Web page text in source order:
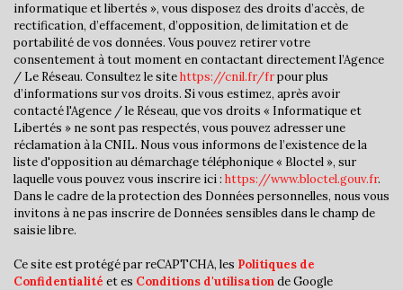
Habitants de moins de 25 ans
35,70 %
Habitants de 25 à 55 ans
Habitants de plus de 55 ans
21,08 %
Nombre d'enfants par famille
Familles sans enfant
40,08 %
Familles avec 1 ou 2 enfants
48,31 %
Maisons
91,65 %
Appartements
8,35 %
informatique et libertés », vous disposez des droits d’accès, de
rectification, d’effacement, d’opposition, de limitation et de
portabilité de vos données. Vous pouvez retirer votre
consentement à tout moment en contactant directement l’Agence
/ Le Réseau. Consultez le sitehttps://cnil.fr/frpour plus
d’informations sur vos droits. Si vous estimez, après avoir
contacté l'Agence / le Réseau, que vos droits « Informatique et
Libertés » ne sont pas respectés, vous pouvez adresser une
réclamation à la CNIL. Nous vous informons de l’existence de la
liste d'opposition au démarchage téléphonique « Bloctel », sur
laquelle vous pouvez vous inscrire ici : https://www.bloctel.gouv.fr.
Dans le cadre de la protection des Données personnelles, nous vous
invitons à ne pas inscrire de Données sensibles dans le champ de
saisie libre.
Ce site est protégé par reCAPTCHA, les Politiques de
Confidentialité et es Conditions d'utilisationde Google